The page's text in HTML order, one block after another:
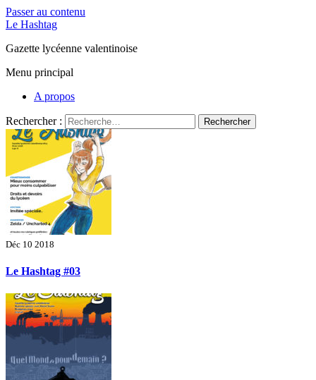
Passer au contenu
Le Hashtag
Gazette lycéenne valentinoise
Menu principal
A propos
Rechercher :
Déc 10 2018
Le Hashtag #03